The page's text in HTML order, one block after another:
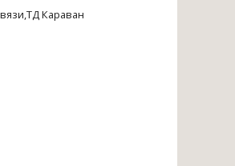
Караван